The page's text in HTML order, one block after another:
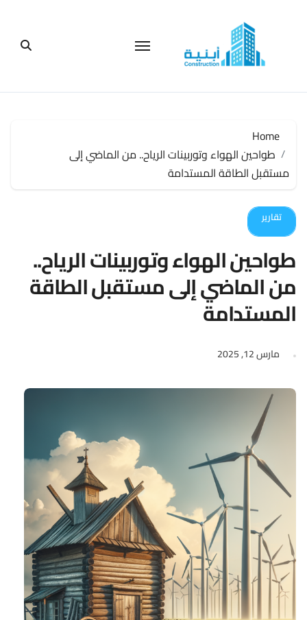
Home
طواحين الهواء وتوربينات الرياح.. من الماضي إلى
مستقبل الطاقة المستدامة
تقارير
طواحين الهواء وتوربينات الرياح..
من الماضي إلى مستقبل الطاقة
المستدامة
مارس 12, 2025